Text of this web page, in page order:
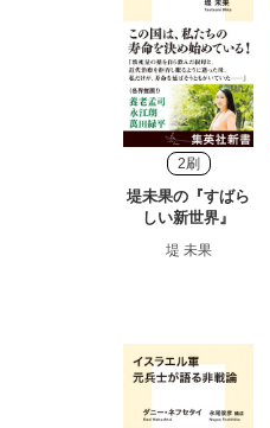
2刷
堤未果の『すばら
しい新世界』
堤 未果